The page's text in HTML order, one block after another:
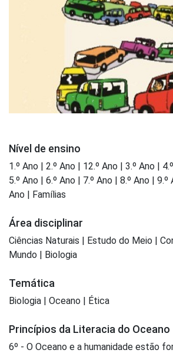
Nível de ensino
1.º Ano | 2.º Ano | 12.º Ano | 3.º Ano |
5.º Ano | 6.º Ano | 7.º Ano | 8.º Ano | 9.º
Ano | Famílias
Área disciplinar
Ciências Naturais | Estudo do Meio |
Mundo | Biologia
Temática
Biologia | Oceano | Ética
Princípios da Literacia do Oceano
6º - O Oceano e a humanidade estão